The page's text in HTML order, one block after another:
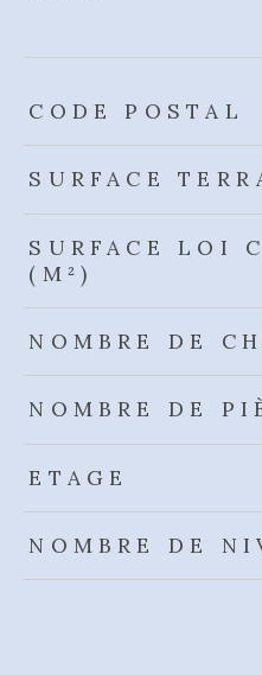
CODE POSTAL
SURFACE
SURFACE LOI
(M²)
NOMBRE DE
NOMBRE DE
ETAGE
NOMBRE DE